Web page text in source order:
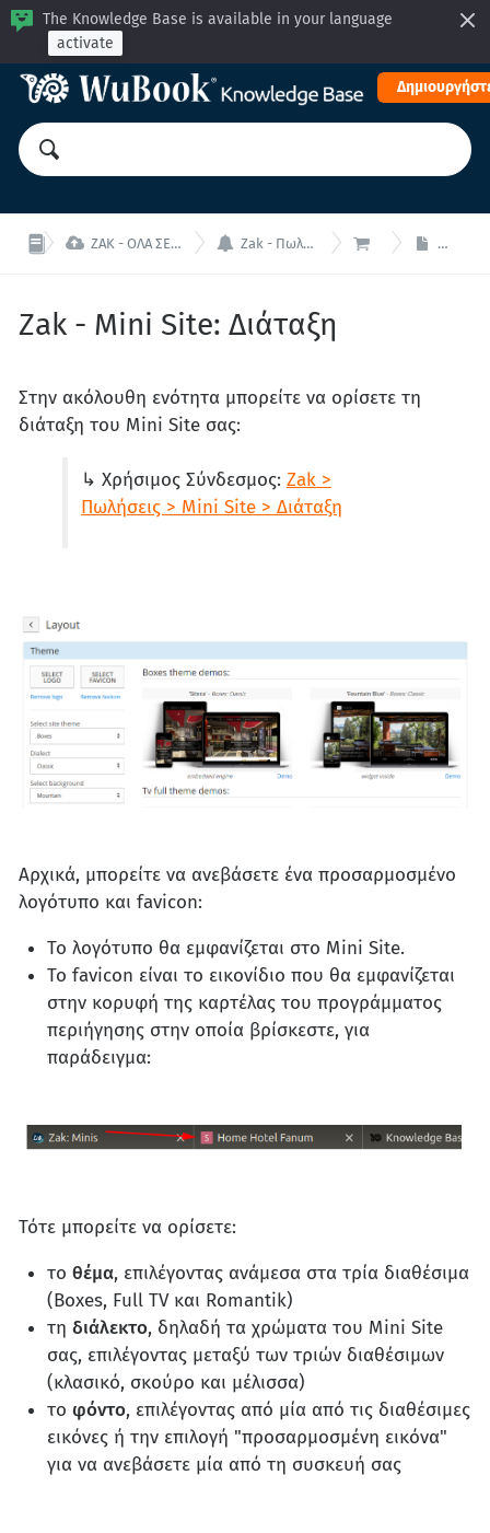
The Knowledge Base is available in your language
activate
 ZAK - ΟΛΑ ΣΕ ΕΝΑ: Διαχειριστείτε το κατάλυμα σας από μία ενιαία διεπαφή!  Zak - Πωλήσεις (Channel Manager, Μηχανή Κρατήσεων, Mini Site)  ZaK - Mini Site
Zak -
Zak - Mini Site: Διάταξη
Στην ακόλουθη ενότητα μπορείτε να ορίσετε τη
διάταξη του Mini Site σας:
↳ Χρήσιμος Σύνδεσμος: Zak >
Πωλήσεις > Mini Site > Διάταξη
Αρχικά, μπορείτε να ανεβάσετε ένα προσαρμοσμένο
λογότυπο και favicon:
Το λογότυπο θα εμφανίζεται στο Mini Site.
Το favicon είναι το εικονίδιο που θα εμφανίζεται
στην κορυφή της καρτέλας του προγράμματος
περιήγησης στην οποία βρίσκεστε, για
παράδειγμα:
Τότε μπορείτε να ορίσετε:
το θέμα, επιλέγοντας ανάμεσα στα τρία διαθέσιμα
(Boxes, Full TV και Romantik)
τη διάλεκτο, δηλαδή τα χρώματα του Mini Site
σας, επιλέγοντας μεταξύ των τριών διαθέσιμων
(κλασικό, σκούρο και μέλισσα)
το φόντο, επιλέγοντας από μία από τις διαθέσιμες
εικόνες ή την επιλογή "προσαρμοσμένη εικόνα"
για να ανεβάσετε μία από τη συσκευή σας